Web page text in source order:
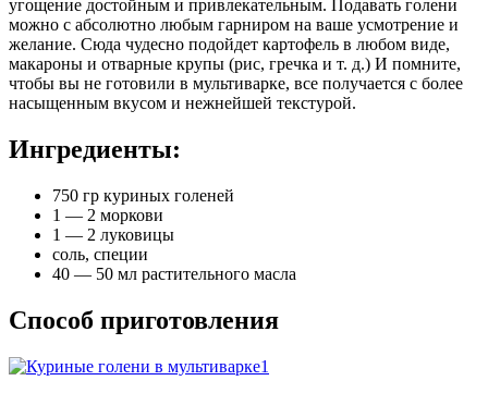
угощение достойным и привлекательным. Подавать голени
можно с абсолютно любым гарниром на ваше усмотрение и
желание. Сюда чудесно подойдет картофель в любом виде,
макароны и отварные крупы (рис, гречка и т. д.) И помните,
чтобы вы не готовили в мультиварке, все получается с более
насыщенным вкусом и нежнейшей текстурой.
Ингредиенты:
750 гр куриных голеней
1 — 2 моркови
1 — 2 луковицы
соль, специи
40 — 50 мл растительного масла
Способ приготовления